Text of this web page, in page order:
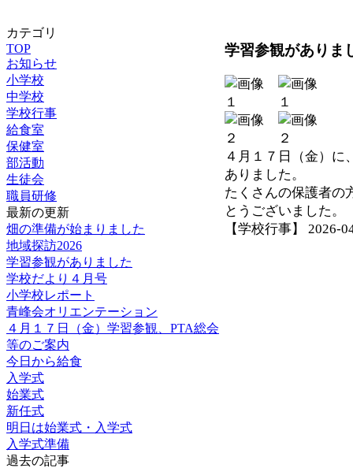
カテゴリ
TOP
お知らせ
小学校
中学校
学校行事
給食室
保健室
部活動
生徒会
職員研修
最新の更新
畑の準備が始まりました
地域探訪2026
学習参観がありました
学校だより４月号
小学校レポート
青峰会オリエンテーション
４月１７日（金）学習参観、PTA総会
等のご案内
今日から給食
入学式
始業式
新任式
明日は始業式・入学式
入学式準備
過去の記事
学習参観がありま
４月１７日（金）に
ありました。
たくさんの保護者の
とうございました。
【学校行事】 2026-